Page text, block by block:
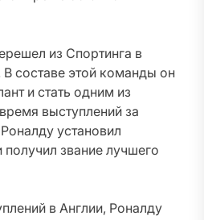
из Спортинга в
составе этой команды он
и стать одним из
выступлений за
установил
звание лучшего
в Англии, Роналду